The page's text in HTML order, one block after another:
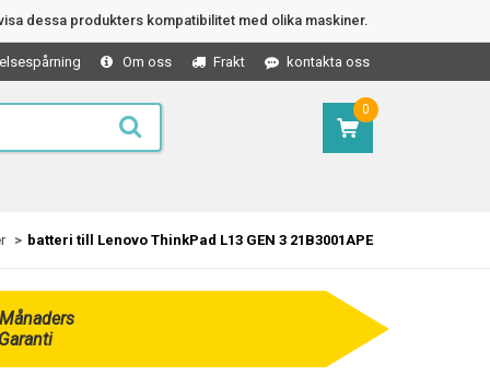
dessa produkters kompatibilitet med olika maskiner.
kontakta oss
Frakt
Om oss
0
batteri till Lenovo ThinkPad L13 GEN 3 21B3001APE